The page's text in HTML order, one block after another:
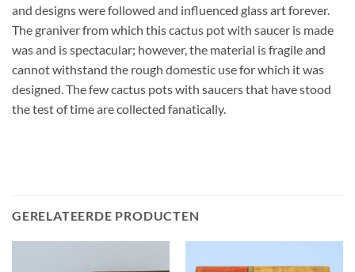
and designs were followed and influenced glass art forever.
The graniver from which this cactus pot with saucer is made
was and is spectacular; however, the material is fragile and
cannot withstand the rough domestic use for which it was
designed. The few cactus pots with saucers that have stood
the test of time are collected fanatically.
GERELATEERDE PRODUCTEN